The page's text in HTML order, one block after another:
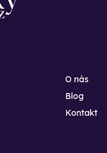
O nás
Blog
Kontakt